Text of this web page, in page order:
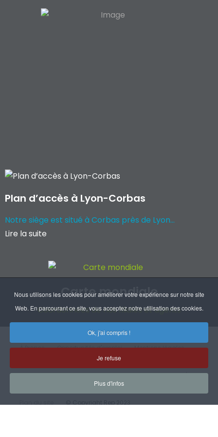
Nous utilisons les cookies pour améliorer votre expérience sur notre site
Web. En parcourant ce site, vous acceptez notre utilisation des cookies.
Ok, j'ai compris !
Je refuse
Plus d'infos
Plan d’accès à Lyon-Corbas
Notre siège est situé à Corbas près de Lyon...
Lire la suite
Carte mondiale
Coordonnées de nos filiales et agents
À Propos Opportunités d'emploi Mentions légales
RGPD Handicap CGV Certifications Plan d'accès